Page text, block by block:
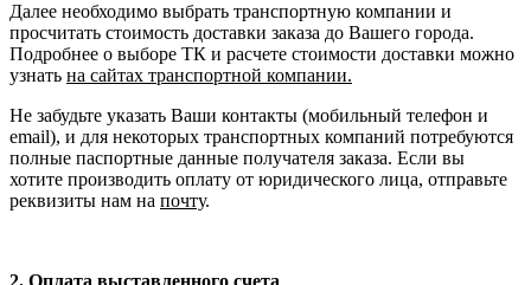
Далее необходимо выбрать транспортную компании и
просчитать стоимость доставки заказа до Вашего города.
Подробнее о выборе ТК и расчете стоимости доставки можно
узнать на сайтах транспортной компании.
Не забудьте указать Ваши контакты (мобильный телефон и
email), и для некоторых транспортных компаний потребуются
полные паспортные данные получателя заказа. Если вы
хотите производить оплату от юридического лица, отправьте
реквизиты нам на почту.